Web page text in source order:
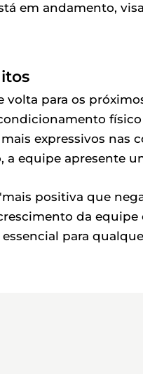
em andamento,
para os
expressivos nas
equipe apresente
positiva que
da equipe
para